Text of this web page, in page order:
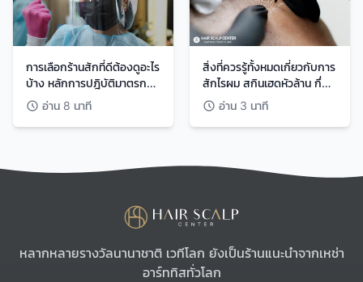
การเลือกร้านสักที่ดีต้องดูอะไร
บ้าง หลักการปฎิบัติมาตรการ
เกี่ยวกับความสะอาด
ปลอดภัยของ แฮร์ สเก๊า
เซนเตอร์ Hair Scalp
อ่าน 8 นาที
สิ่งที่ควรรู้ทั้งหมดเกี่ยวกับการ
สักไรผม สกินเฮดหัวล้าน กึ่ง
การแพทย์
อ่าน 3 นาที
Footer
Hair Scalp Center
หลากหลายรางวัลนานาชาติ เวทีโลก ยังเป็นร้านแนะนำจากเหช่า
อาร์ททิสทั่วโลก